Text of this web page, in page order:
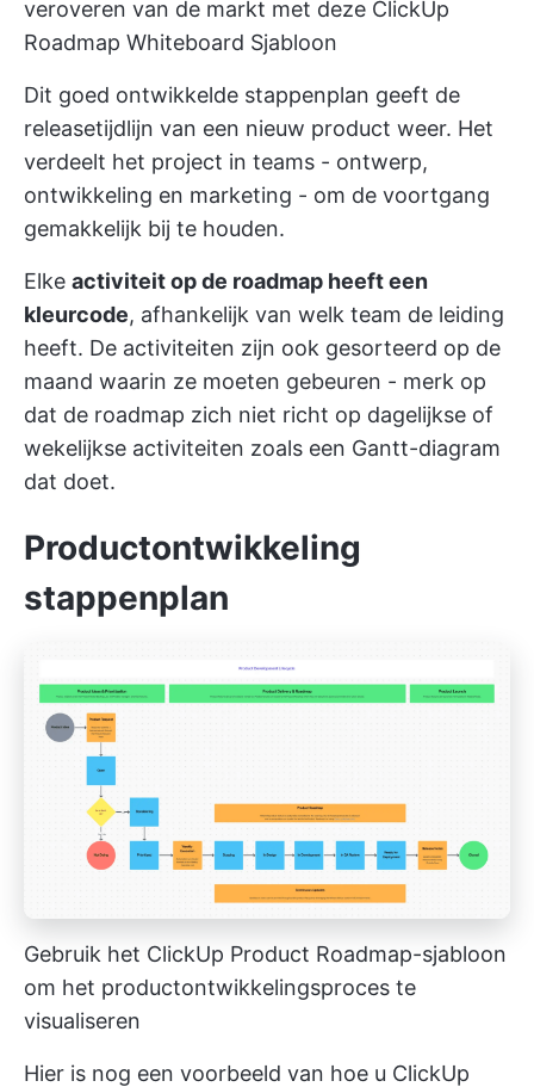
veroveren van de markt met deze ClickUp
Roadmap Whiteboard Sjabloon
Dit goed ontwikkelde stappenplan geeft de
releasetijdlijn van een nieuw product weer. Het
verdeelt het project in teams - ontwerp,
ontwikkeling en marketing - om de voortgang
gemakkelijk bij te houden.
Elke activiteit op de roadmap heeft een
kleurcode, afhankelijk van welk team de leiding
heeft. De activiteiten zijn ook gesorteerd op de
maand waarin ze moeten gebeuren - merk op
dat de roadmap zich niet richt op dagelijkse of
wekelijkse activiteiten zoals een Gantt-diagram
dat doet.
Productontwikkeling
stappenplan
Gebruik het ClickUp Product Roadmap-sjabloon
om het productontwikkelingsproces te
visualiseren
Hier is nog een voorbeeld van hoe u ClickUp